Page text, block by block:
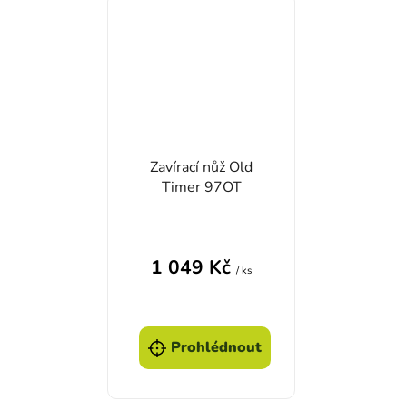
Zavírací nůž Old
Timer 97OT
1 049 Kč / ks
Prohlédnout